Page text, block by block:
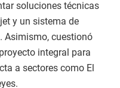
soluciones técnicas
y un sistema de
Asimismo, cuestionó
integral para
a sectores como El